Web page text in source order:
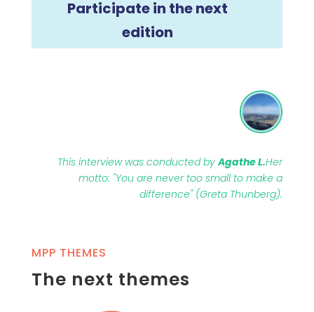
Participate in the next
edition
This interview was conducted byAgathe L.Her
motto: "You are never too small to make a
difference" (Greta Thunberg).
MPP THEMES
The next themes